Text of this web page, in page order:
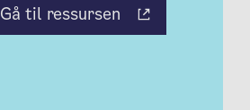
Gå til ressursen